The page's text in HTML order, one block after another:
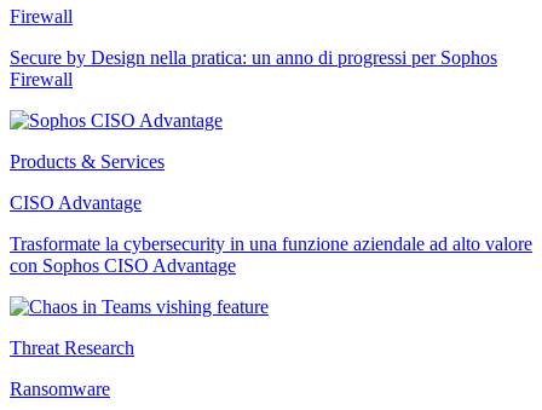
Firewall
Secure by Design nella pratica: un anno di progressi per Sophos
Firewall
Products & Services
CISO Advantage
Trasformate la cybersecurity in una funzione aziendale ad alto valore
con Sophos CISO Advantage
Threat Research
Ransomware